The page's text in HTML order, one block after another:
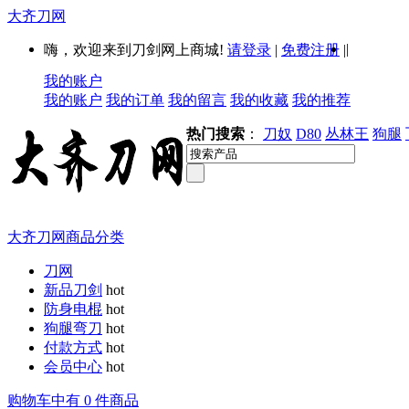
大齐刀网
嗨，欢迎来到刀剑网上商城! 请登录 | 免费注册 ||
我的账户
我的账户 我的订单 我的留言 我的收藏 我的推荐
热门搜索 ： 刀奴 D80 丛林王 狗腿
大齐刀网商品分类
刀网
新品刀剑 hot
防身电棍 hot
狗腿弯刀 hot
付款方式 hot
会员中心 hot
购物车中有 0 件商品